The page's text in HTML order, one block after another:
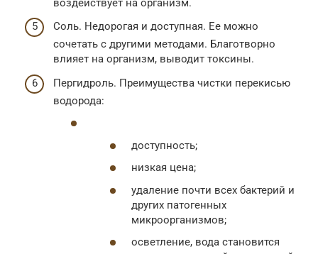
воздействует на организм.
Соль. Недорогая и доступная. Ее можно
сочетать с другими методами. Благотворно
влияет на организм, выводит токсины.
Пергидроль. Преимущества чистки перекисью
водорода:
доступность;
низкая цена;
удаление почти всех бактерий и
других патогенных
микроорганизмов;
осветление, вода становится